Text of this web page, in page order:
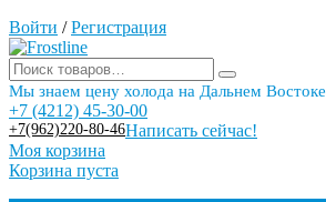
Войти / Регистрация
Мы знаем цену холода на Дальнем Востоке
+7 (4212) 45-30-00
+7(962)220-80-46Написать сейчас!
Моя корзина
Корзина пуста